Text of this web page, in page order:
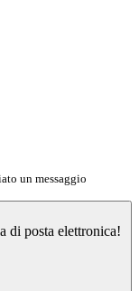
un messaggio
di posta elettronica!